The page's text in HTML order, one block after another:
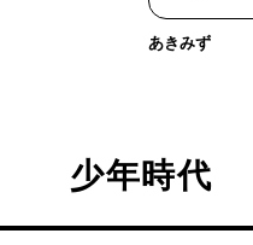
あきみず
少年時代